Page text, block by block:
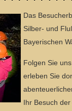
Das
Silber- und
Bayerischen
Folgen Sie
erleben Sie
Ihr Besuch